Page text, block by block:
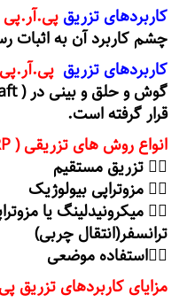
کاربردهای تزریقپی.آر.پی
چشم کاربرد آن به اثبات
کاربردهای تزریق
قرار گرفته است.
انواع روش های تزریقی ( PRP ) پی آر پی:
۱⃣ تزریق مستقیم
۲⃣ مزوتراپی بیولوژیک
۳⃣ میکرونیدلینگ یا
ترانسفر(انتقال چربی)
۴⃣استفاده موضعی
مزایای کاربردهای تزریق